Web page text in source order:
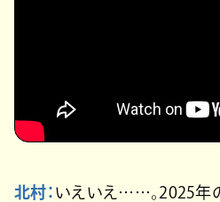
北村： いえいえ……。2025年